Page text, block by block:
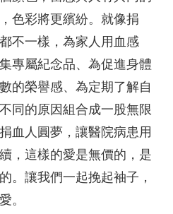
色彩將更繽紛。就像捐
不一樣，為家人用血感
專屬紀念品、為促進身體
的榮譽感、為定期了解自
同的原因組合成一股無限
血人圓夢，讓醫院病患用
，這樣的愛是無價的，是
。讓我們一起挽起袖子，
。